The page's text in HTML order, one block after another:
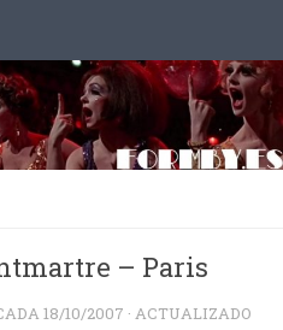
– Paris
18/10/2007 · ACTUALIZADO